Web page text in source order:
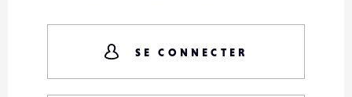
SE CONNECTER